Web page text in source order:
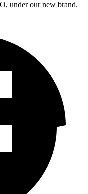
under our new brand.